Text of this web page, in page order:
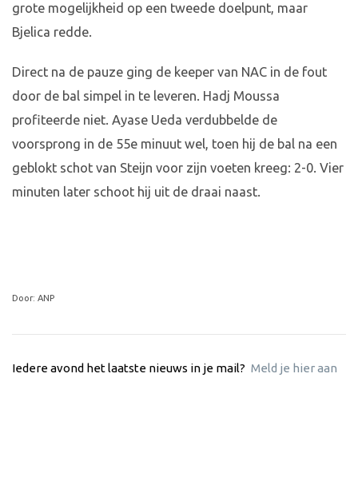
grote mogelijkheid op een tweede doelpunt, maar
Bjelica redde.
Direct na de pauze ging de keeper van NAC in de fout
door de bal simpel in te leveren. Hadj Moussa
profiteerde niet. Ayase Ueda verdubbelde de
voorsprong in de 55e minuut wel, toen hij de bal na een
geblokt schot van Steijn voor zijn voeten kreeg: 2-0. Vier
minuten later schoot hij uit de draai naast.
Door: ANP
Iedere avond het laatste nieuws in je mail? Meld je hier aan